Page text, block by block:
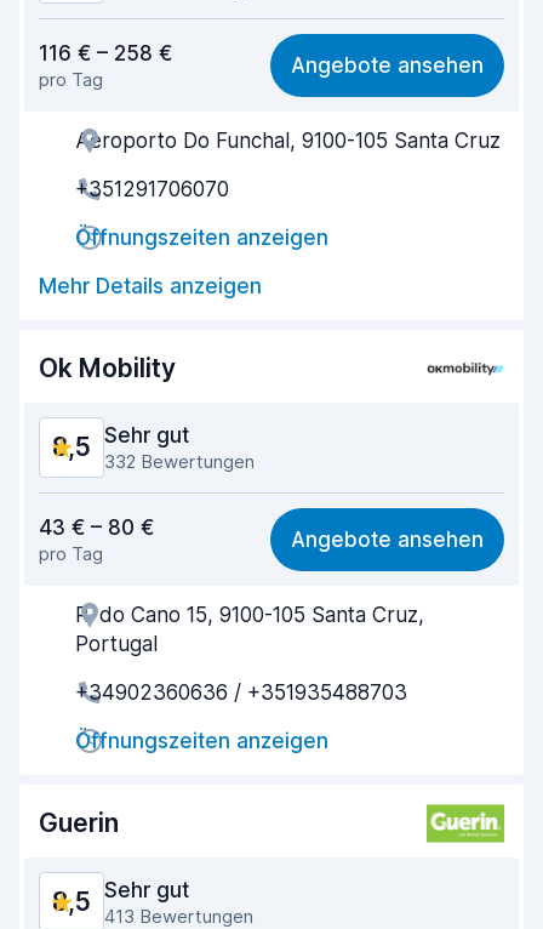
8,0
Einfach zu finden 8,7
Agenten-Hilfsbereitschaft 8,3
Schnelle Abholung
Schnelle Abgabe
Sauberkeit des Fahrzeugs
Zustand des Fahrzeugs
116 € – 258 €
pro Tag
Angebote ansehen
Aeroporto Do Funchal, 9100-105 Santa Cruz
+351291706070
Öffnungszeiten anzeigen
Mehr Details anzeigen
Ok Mobility
8,5 Sehr gut
332 Bewertungen
8,3
Einfach zu finden 8,6
Agenten-Hilfsbereitschaft
Schnelle Abgabe
Zustand des Fahrzeugs 8,2
43 € – 80 €
pro Tag
Angebote ansehen
R. do Cano 15, 9100-105 Santa Cruz,
Portugal
+34902360636 / +351935488703
Öffnungszeiten anzeigen
Guerin
8,5 Sehr gut
413 Bewertungen